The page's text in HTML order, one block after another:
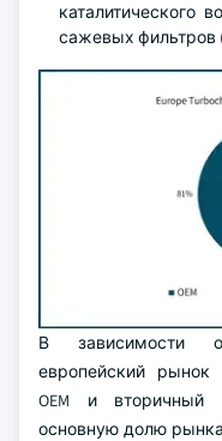
каталитического
сажевых фильтров
В зависимости
европейский рынок
OEM и вторичный
основную долю